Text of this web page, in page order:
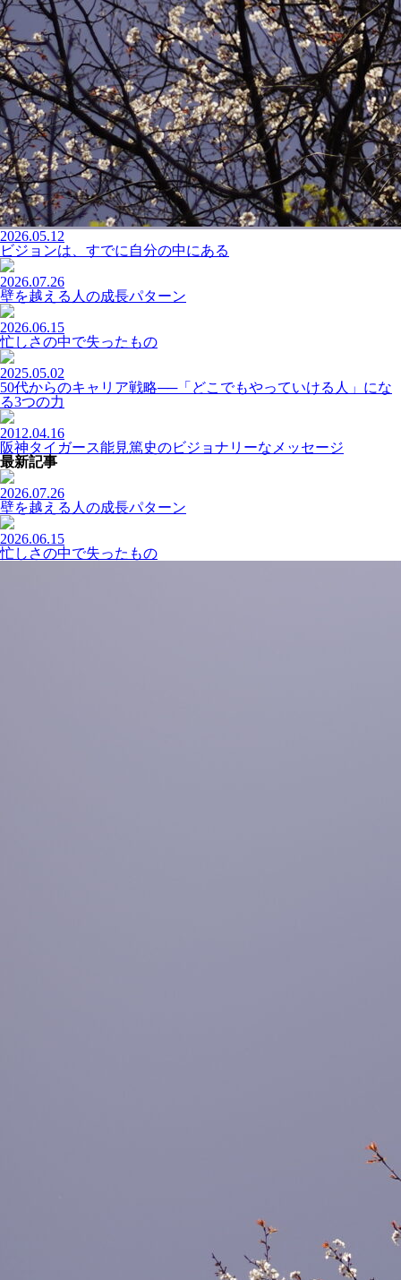
2026.05.12
ビジョンは、すでに自分の中にある
2026.07.26
壁を越える人の成長パターン
2026.06.15
忙しさの中で失ったもの
2025.05.02
50代からのキャリア戦略──「どこでもやっていける人」にな
る3つの力
2012.04.16
阪神タイガース能見篤史のビジョナリーなメッセージ
最新記事
2026.07.26
壁を越える人の成長パターン
2026.06.15
忙しさの中で失ったもの